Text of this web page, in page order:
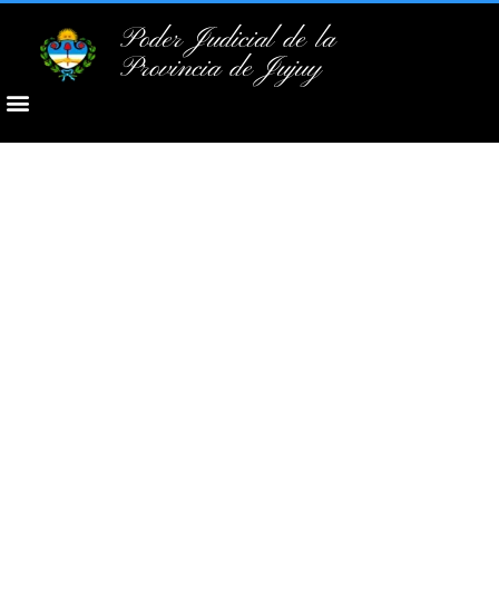
Poder Judicial de la
Provincia de Jujuy